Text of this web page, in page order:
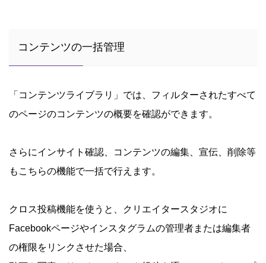
コンテンツの一括管理
「コンテンツライブラリ」では、フィルターされたすべて
のページのコンテンツの概要を確認ができます。
さらにインサイト確認、コンテンツの編集、宣伝、削除等
もこちらの機能で一括で行えます。
クロス投稿機能を使うと、クリエイタースタジオに
Facebookページやインスタグラムの管理者または編集者
の権限をリンクさせた場合、